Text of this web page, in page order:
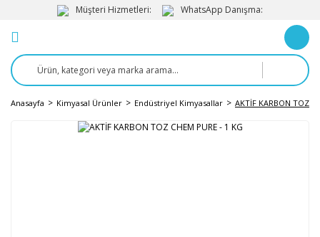
Müşteri Hizmetleri: WhatsApp Danışma:
Anasayfa Kimyasal Ürünler Endüstriyel Kimyasallar AKTİF KARBON TOZ